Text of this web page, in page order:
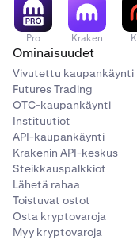
toimeksiannoista?
Suurin ero
take-profit-tai
suoraan tiettyyn
haluat sijoittaa 100
summaa, koska se
loss-toimeksiantoosi.
Tämän avulla voit
kauppojen riskiä.
Miten asetus
Kraken Webin
Pro Kraken
Ominaisuudet
Vivutettu kaupankäynti
Futures Trading
OTC-kaupankäynti
Instituutiot
API-kaupankäynti
Krakenin API-keskus
Steikkauspalkkiot
Lähetä rahaa
Toistuvat ostot
Osta kryptovaroja
Myy kryptovaroja